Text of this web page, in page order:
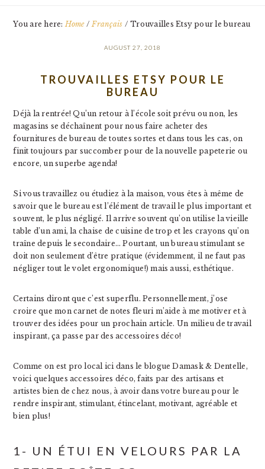
You are here:Home / Français / Trouvailles Etsy pour le bureau
AUGUST 27, 2018
TROUVAILLES ETSY POUR LE
BUREAU
Déjà la rentrée! Qu’un retour à l’école soit prévu ou non, les
magasins se déchaînent pour nous faire acheter des
fournitures de bureau de toutes sortes et dans tous les cas, on
finit toujours par succomber pour de la nouvelle papeterie ou
encore, un superbe agenda!
Si vous travaillez ou étudiez à la maison, vous êtes à même de
savoir que le bureau est l’élément de travail le plus important et
souvent, le plus négligé. Il arrive souvent qu’on utilise la vieille
table d’un ami, la chaise de cuisine de trop et les crayons qu’on
traîne depuis le secondaire… Pourtant, un bureau stimulant se
doit non seulement d’être pratique (évidemment, il ne faut pas
négliger tout le volet ergonomique!) mais aussi, esthétique.
Certains diront que c’est superflu. Personnellement, j’ose
croire que mon carnet de notes fleuri m’aide à me motiver et à
trouver des idées pour un prochain article. Un milieu de travail
inspirant, ça passe par des accessoires déco!
Comme on est pro local ici dans le blogue Damask & Dentelle,
voici quelques accessoires déco, faits par des artisans et
artistes bien de chez nous, à avoir dans votre bureau pour le
rendre inspirant, stimulant, étincelant, motivant, agréable et
bien plus!
1- UN ÉTUI EN VELOURS PAR LA